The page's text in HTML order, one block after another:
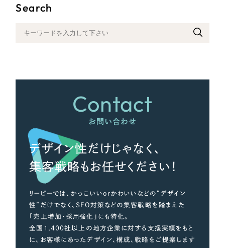
その他
Search
Contact
お問い合わせ
デザイン性だけじゃなく、
集客戦略もお任せください！
リーピーでは、かっこいいorかわいいなどの“デザイン
性”だけでなく、SEO対策などの集客戦略を踏まえた
「売上増加・採用強化」にも特化。
全国1,400社以上の地方企業に対する支援実績をもと
に、お客様にあったデザイン、構成、戦略をご提案します